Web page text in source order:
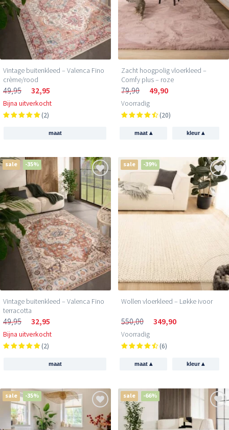
Vintage buitenkleed – Valenca Fino
crème/rood
49,95 32,95
Bijna uitverkocht
(2)
maat
Zacht hoogpolig vloerkleed –
Comfy plus – roze
79,90 49,90
Voorradig
(20)
maat ▴ kleur▴
sale -35%
Vintage buitenkleed – Valenca Fino
terracotta
49,95 32,95
Bijna uitverkocht
(2)
maat
sale -39%
Wollen vloerkleed – Løkke ivoor
550,00 349,90
Voorradig
(6)
maat ▴ kleur▴
sale -35% sale -66%